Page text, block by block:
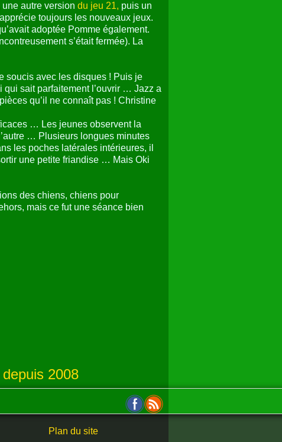
une autre version du jeu 21, puis un
toujours les nouveaux jeux.
adoptée Pomme également.
s’était fermée). La
soucis avec les disques ! Puis je
qui sait parfaitement l’ouvrir … Jazz a
qu’il ne connaît pas ! Christine
… Les jeunes observent la
… Plusieurs longues minutes
les poches latérales intérieures, il
une petite friandise … Mais Oki
des chiens, chiens pour
mais ce fut une séance bien
depuis 2008
Plan du site